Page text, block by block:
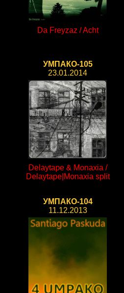
Da Freyzaz / Acht
УМПАКО-105
23.01.2014
Delaytape & Monaxia /
Delaytape|Monaxia split
УМПАКО-104
11.12.2013